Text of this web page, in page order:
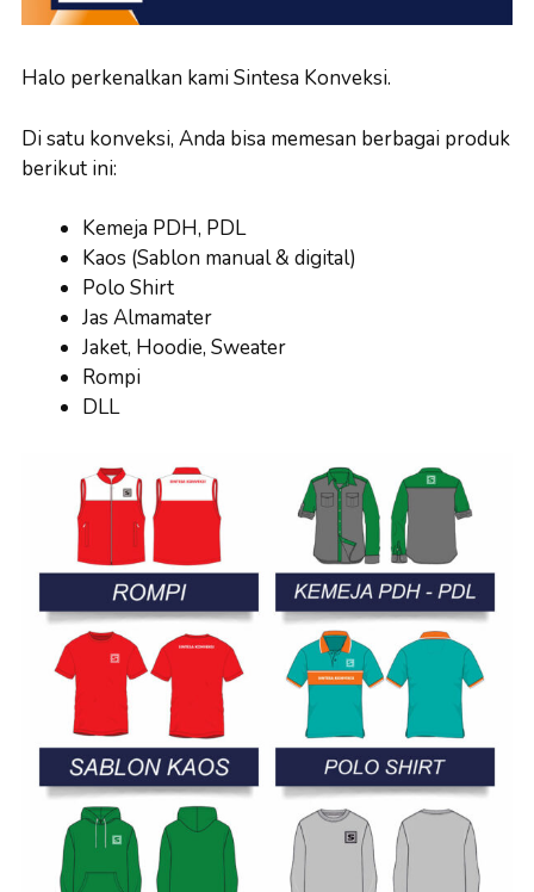
Halo perkenalkan kami Sintesa Konveksi.
Di satu konveksi, Anda bisa memesan berbagai produk
berikut ini:
Kemeja PDH, PDL
Kaos (Sablon manual & digital)
Polo Shirt
Jas Almamater
Jaket, Hoodie, Sweater
Rompi
DLL